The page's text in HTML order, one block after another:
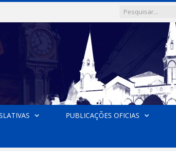
PUBLICAÇÕES OFICIAS